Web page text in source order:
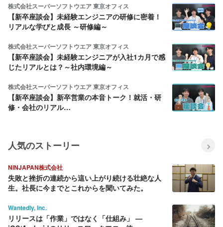
RAKSUL VisionDay 2026 開催
レポート！〜全社で描く、さら
「産業のOS」を作る挑戦。正
社員/新卒1人目スタートアップ
が描くエンタープライズ事業の
未来
社員インタビュー
株式会社スーパーソフトウエア 東京オフィス
リアルな学びと成長 ～研修編～
株式会社スーパーソフトウエア 東京オフィス
【新卒座談会】未経験エンジニアが入社1カ月で感
じたリアルとは？～社内環境編～
株式会社スーパーソフトウエア 東京オフィス